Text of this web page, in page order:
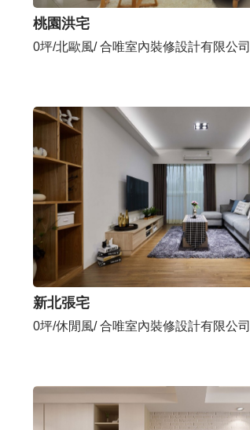
桃園洪宅
0坪/北歐風/ 合唯室內裝修設計有限公司
新北張宅
0坪/休閒風/ 合唯室內裝修設計有限公司